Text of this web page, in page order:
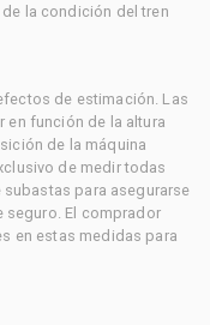
la condición del tren
de estimación. Las
en función de la altura
de la máquina
de medir todas
para asegurarse
seguro. El comprador
en estas medidas para